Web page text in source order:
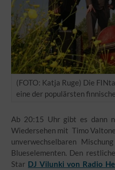
(FOTO: Katja Ruge) Die
eine der populärsten
Ab 20:15 Uhr gibt es dann
Wiedersehen mit Timo
unverwechselbaren
Blueselementen. Den
Star DJ Vilunki von Radio